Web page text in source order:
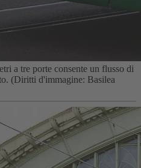
a tre porte consente un flusso di
(Diritti d'immagine: Basilea